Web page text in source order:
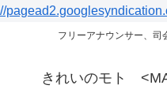
//
フリーアナウンサー、司
きれいのモト